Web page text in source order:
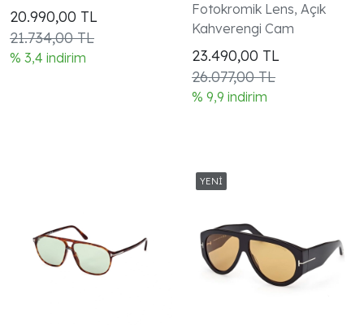
Gözlüğü
20.990,00 TL
21.734,00 TL
% 3,4 indirim
Fotokromik Lens, Açık
Kahverengi Cam
23.490,00 TL
26.077,00 TL
% 9,9 indirim